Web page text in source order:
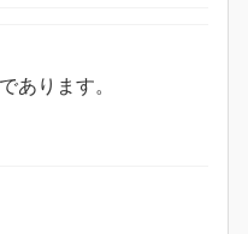
あります。